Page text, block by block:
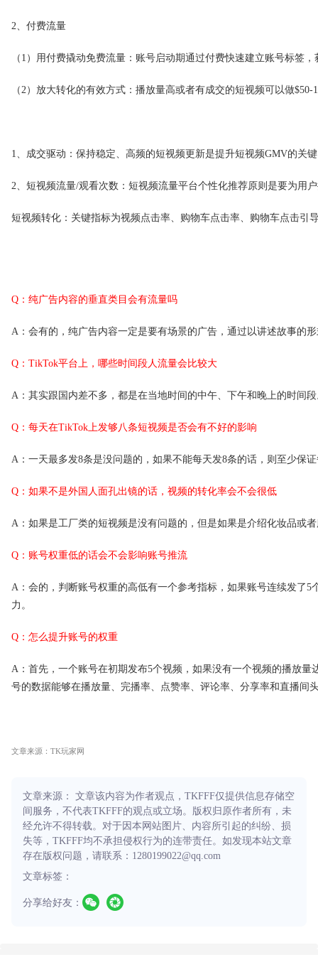
2、付费流量
（1）用付费撬动免费流量：账号启动期通过付费快速建立账号标签
（2）放大转化的有效方式：播放量高或者有成交的短视频可以做
1、成交驱动：保持稳定、高频的短视频更新是提升短视频GMV的关
2、短视频流量/观看次数：短视频流量平台个性化推荐原则是要为用
短视频转化：关键指标为视频点击率、购物车点击率、购物车点击引
Q：纯广告内容的垂直类目会有流量吗
A：会有的，纯广告内容一定是要有场景的广告，通过以讲述故事的
Q：TikTok平台上，哪些时间段人流量会比较大
A：其实跟国内差不多，都是在当地时间的中午、下午和晚上的时间
Q：每天在TikTok上发够八条短视频是否会有不好的影响
A：一天最多发8条是没问题的，如果不能每天发8条的话，则至少保
Q：如果不是外国人面孔出镜的话，视频的转化率会不会很低
A：如果是工厂类的短视频是没有问题的，但是如果是介绍化妆品或
Q：账号权重低的话会不会影响账号推流
A：会的，判断账号权重的高低有一个参考指标，如果账号连续发了
力。
Q：怎么提升账号的权重
A：首先，一个账号在初期发布5个视频，如果没有一个视频的播放
号的数据能够在播放量、完播率、点赞率、评论率、分享率和直播
文章来源：TK玩家网
文章来源： 文章该内容为作者观点，TKFFF仅提供信息存储空
间服务，不代表TKFFF的观点或立场。版权归原作者所有，未
经允许不得转载。对于因本网站图片、内容所引起的纠纷、损
失等，TKFFF均不承担侵权行为的连带责任。如发现本站文章
存在版权问题，请联系：1280199022@qq.com
文章标签：
分享给好友：